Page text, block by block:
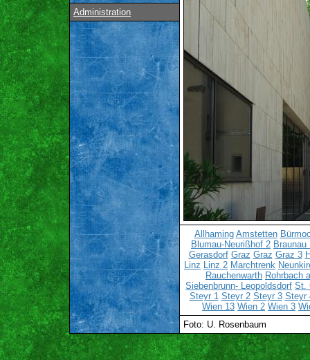
Administration
Allhaming Amstetten
Blumau-Neurißhof 2 Braunau
Gerasdorf Graz Graz Graz 3
Linz Linz 2 Marchtrenk
Rauchenwarth Rohrbach
Siebenbrunn- Leopoldsdorf St.
Steyr 1 Steyr 2 Steyr 3 Steyr
Wien 13 Wien 2 Wien 3
Foto: U. Rosenbaum